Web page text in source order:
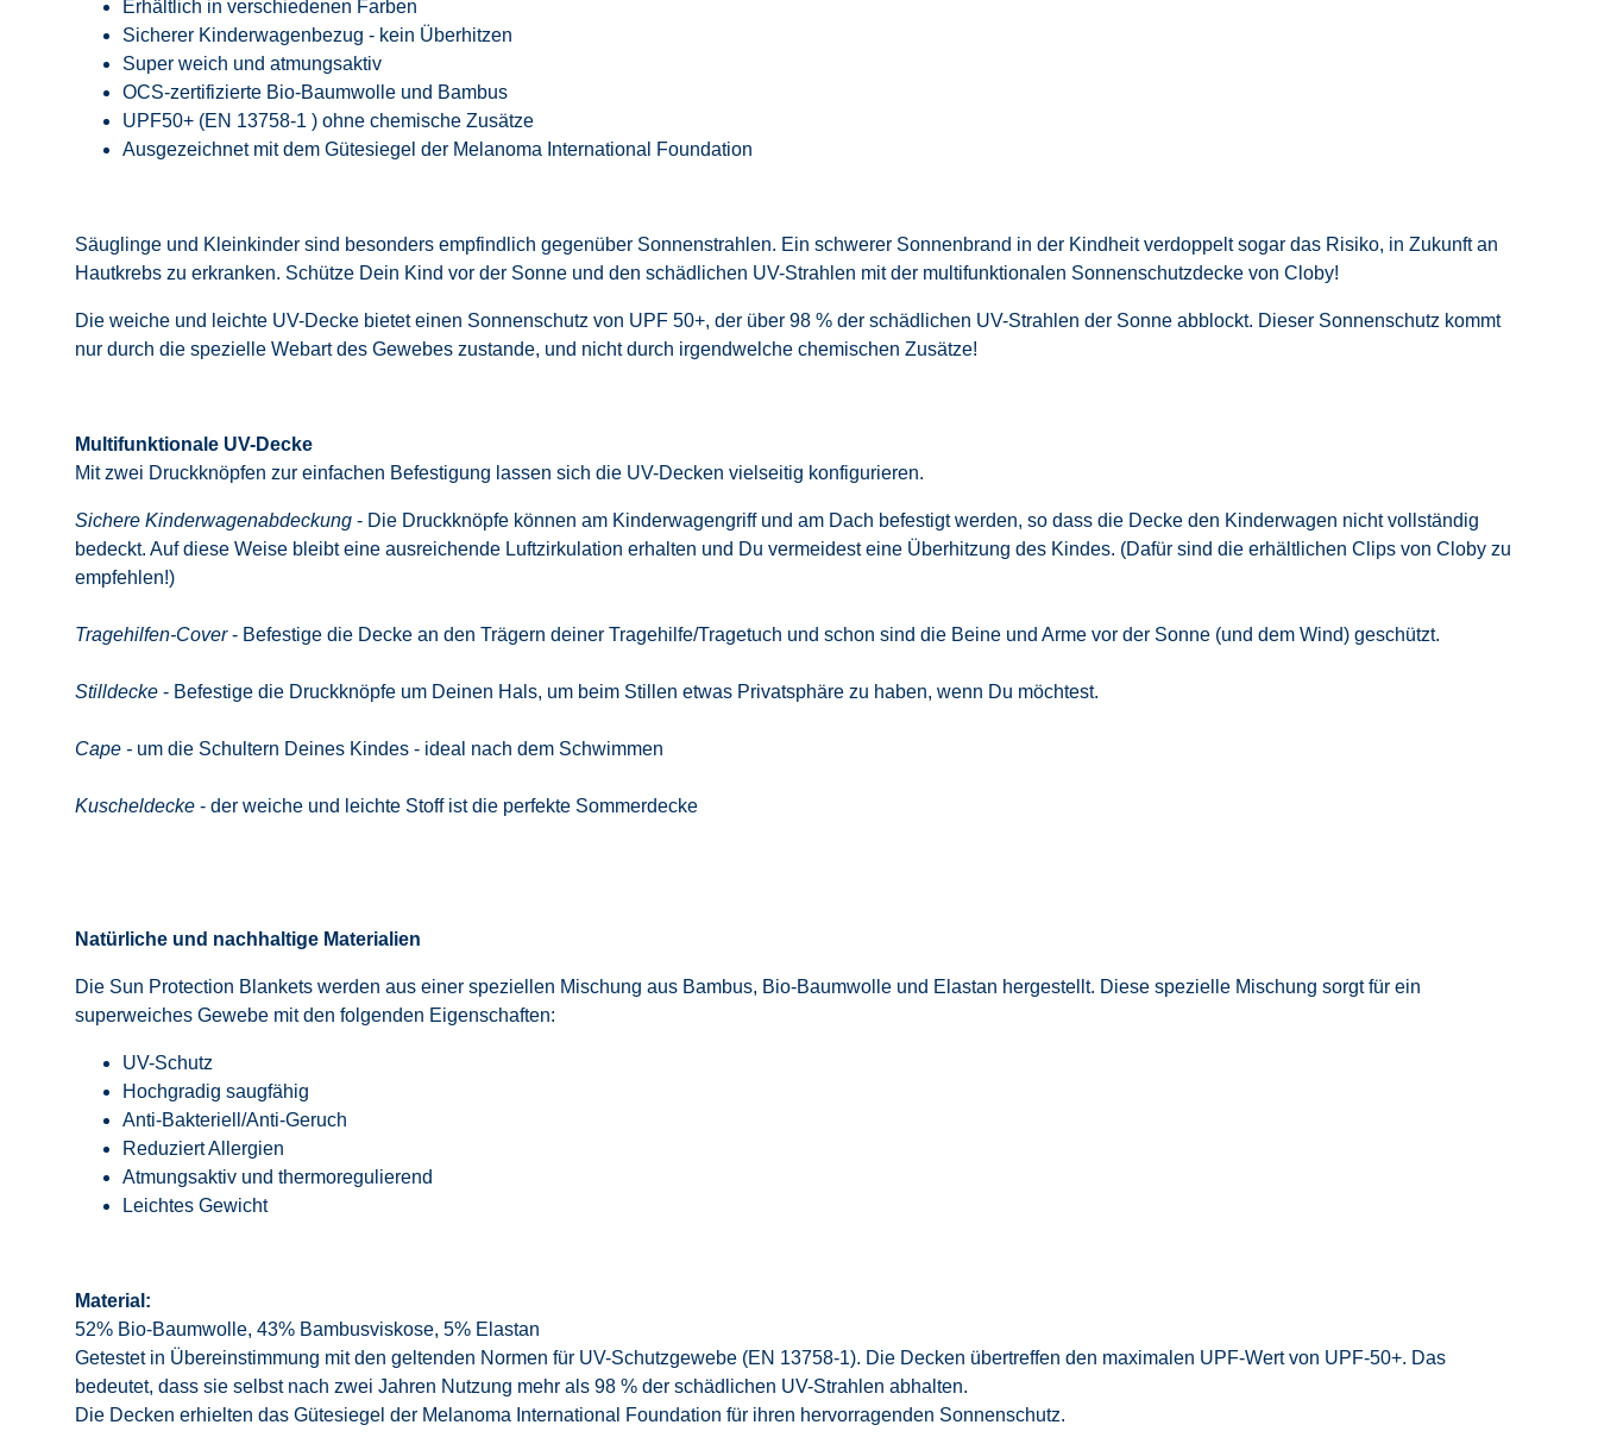
Erhältlich in verschiedenen Farben
Sicherer Kinderwagenbezug - kein Überhitzen
Super weich und atmungsaktiv
OCS-zertifizierte Bio-Baumwolle und Bambus
UPF50+ (EN 13758-1 ) ohne chemische Zusätze
Ausgezeichnet mit dem Gütesiegel der Melanoma International Foundation
Säuglinge und Kleinkinder sind besonders empfindlich gegenüber Sonnenstrahlen. Ein schwerer Sonnenbrand in der Kindheit verdoppelt sogar das Risiko, in Zukunft an
Hautkrebs zu erkranken. Schütze Dein Kind vor der Sonne und den schädlichen UV-Strahlen mit der multifunktionalen Sonnenschutzdecke von Cloby!
Die weiche und leichte UV-Decke bietet einen Sonnenschutz von UPF 50+, der über 98 % der schädlichen UV-Strahlen der Sonne abblockt. Dieser Sonnenschutz kommt
nur durch die spezielle Webart des Gewebes zustande, und nicht durch irgendwelche chemischen Zusätze!
Multifunktionale UV-Decke
Mit zwei Druckknöpfen zur einfachen Befestigung lassen sich die UV-Decken vielseitig konfigurieren.
Sichere Kinderwagenabdeckung - Die Druckknöpfe können am Kinderwagengriff und am Dach befestigt werden, so dass die Decke den Kinderwagen nicht vollständig
bedeckt. Auf diese Weise bleibt eine ausreichende Luftzirkulation erhalten und Du vermeidest eine Überhitzung des Kindes. (Dafür sind die erhältlichen Clips von Cloby zu
empfehlen!)
Tragehilfen-Cover- Befestige die Decke an den Trägern deiner Tragehilfe/Tragetuch und schon sind die Beine und Arme vor der Sonne (und dem Wind) geschützt.
Stilldecke - Befestige die Druckknöpfe um Deinen Hals, um beim Stillen etwas Privatsphäre zu haben, wenn Du möchtest.
Cape - um die Schultern Deines Kindes - ideal nach dem Schwimmen
Kuscheldecke - der weiche und leichte Stoff ist die perfekte Sommerdecke
Natürliche und nachhaltige Materialien
Die Sun Protection Blankets werden aus einer speziellen Mischung aus Bambus, Bio-Baumwolle und Elastan hergestellt. Diese spezielle Mischung sorgt für ein
superweiches Gewebe mit den folgenden Eigenschaften:
UV-Schutz
Hochgradig saugfähig
Anti-Bakteriell/Anti-Geruch
Reduziert Allergien
Atmungsaktiv und thermoregulierend
Leichtes Gewicht
Material:
52% Bio-Baumwolle, 43% Bambusviskose, 5% Elastan
Getestet in Übereinstimmung mit den geltenden Normen für UV-Schutzgewebe (EN 13758-1). Die Decken übertreffen den maximalen UPF-Wert von UPF-50+. Das
bedeutet, dass sie selbst nach zwei Jahren Nutzung mehr als 98 % der schädlichen UV-Strahlen abhalten.
Die Decken erhielten das Gütesiegel der Melanoma International Foundation für ihren hervorragenden Sonnenschutz.